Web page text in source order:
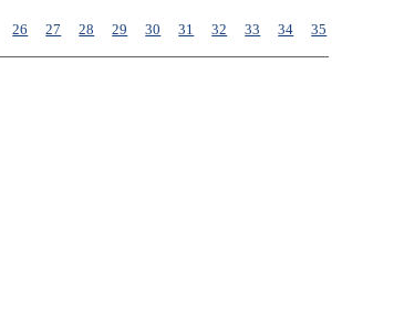
26 27 28 29 30 31 32 33 34 35